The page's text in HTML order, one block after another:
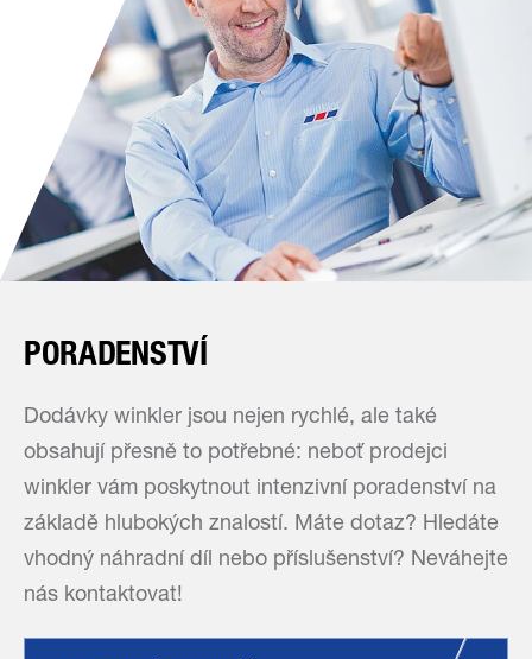
PORADENSTVÍ
Dodávky winkler jsou nejen rychlé, ale také
obsahují přesně to potřebné: neboť prodejci
winkler vám poskytnout intenzivní poradenství na
základě hlubokých znalostí. Máte dotaz? Hledáte
vhodný náhradní díl nebo příslušenství? Neváhejte
nás kontaktovat!